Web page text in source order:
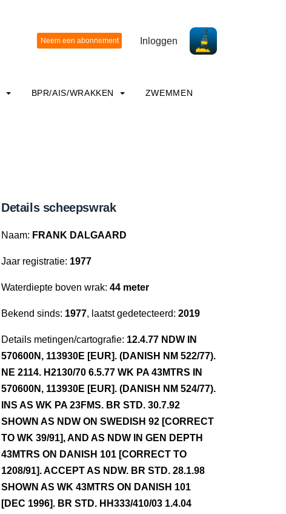
Inloggen
BPR/AIS/WRAKKEN ZWEMMEN
Details scheepswrak
Naam: FRANK DALGAARD
Jaar registratie: 1977
Waterdiepte boven wrak: 44 meter
Bekend sinds: 1977, laatst gedetecteerd: 2019
Details metingen/cartografie: 12.4.77 NDW IN
570600N, 113930E [EUR]. (DANISH NM 522/77).
NE 2114. H2130/70 6.5.77 WK PA 43MTRS IN
570600N, 113930E [EUR]. (DANISH NM 524/77).
INS AS WK PA 23FMS. BR STD. 30.7.92
SHOWN AS NDW ON SWEDISH 92 [CORRECT
TO WK 39/91], AND AS NDW IN GEN DEPTH
43MTRS ON DANISH 101 [CORRECT TO
1208/91]. ACCEPT AS NDW. BR STD. 28.1.98
SHOWN AS WK 43MTRS ON DANISH 101
[DEC 1996]. BR STD. HH333/410/03 1.4.04